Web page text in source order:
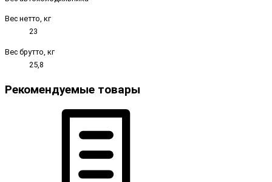
Вес нетто, кг
23
Вес брутто, кг
25,8
Рекомендуемые товары